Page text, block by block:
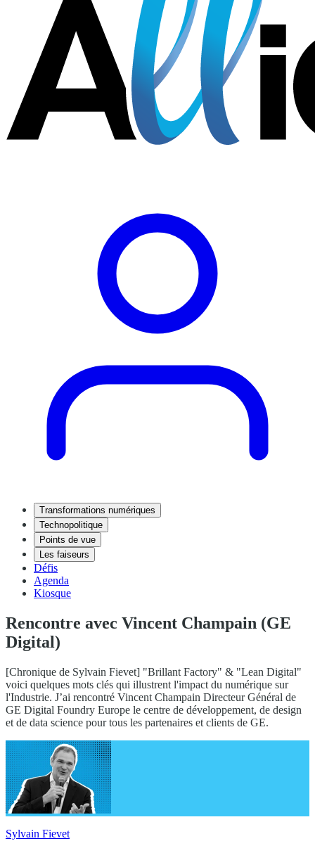
Transformations numériques
Technopolitique
Points de vue
Les faiseurs
Défis
Agenda
Kiosque
Rencontre avec Vincent Champain (GE
Digital)
[Chronique de Sylvain Fievet] "Brillant Factory" & "Lean Digital"
voici quelques mots clés qui illustrent l'impact du numérique sur
l'Industrie. J’ai rencontré Vincent Champain Directeur Général de
GE Digital Foundry Europe le centre de développement, de design
et de data science pour tous les partenaires et clients de GE.
Sylvain Fievet